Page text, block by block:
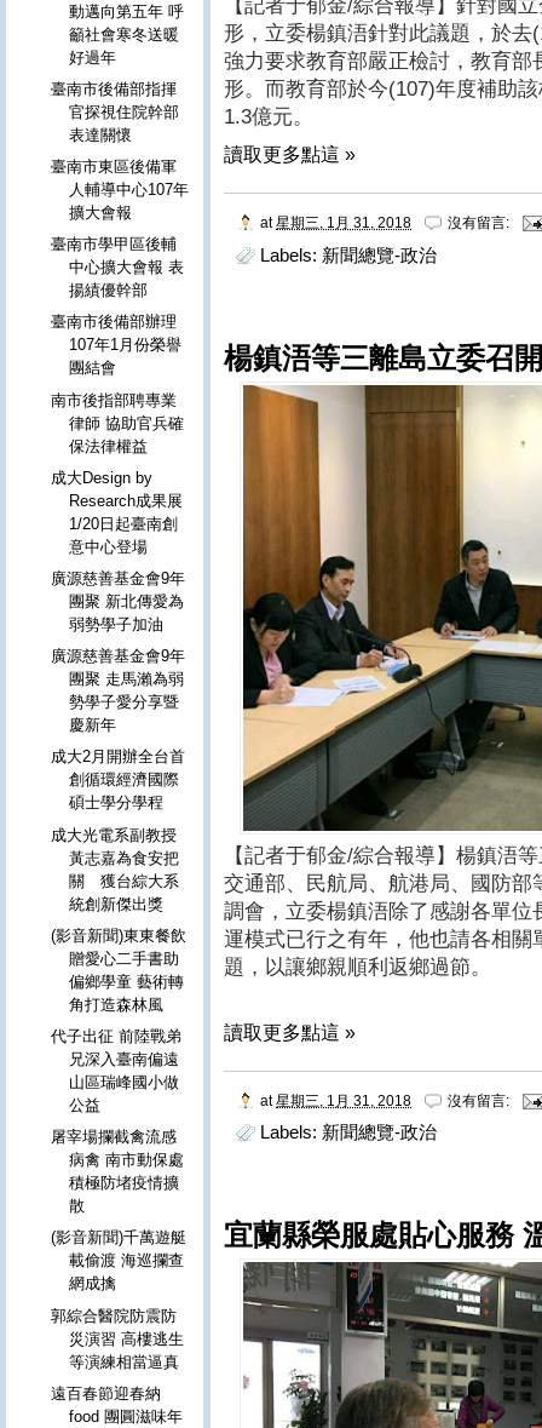
【記者于郁金/綜合報導】針對國
形，立委楊鎮浯針對此議題，於
強力要求教育部嚴正檢討，教育
形。而教育部於今(107)年度補助
1.3億元。
讀取更多點這 »
at星期三, 1月 31, 2018 沒有留言:
Labels: 新聞總覽-政治
楊鎮浯等三離島立委召
【記者于郁金/綜合報導】楊鎮浯
交通部、民航局、航港局、國防
調會，立委楊鎮浯除了感謝各單
運模式已行之有年，他也請各相
題，以讓鄉親順利返鄉過節。
讀取更多點這 »
at 星期三, 1月 31, 2018 沒有留言:
Labels: 新聞總覽-政治
宜蘭縣榮服處貼心服務
動邁向第五年 呼
籲社會寒冬送暖
好過年
臺南市後備部指揮
官探視住院幹部
表達關懷
臺南市東區後備軍
人輔導中心107年
擴大會報
臺南市學甲區後輔
中心擴大會報 表
揚績優幹部
臺南市後備部辦理
107年1月份榮譽
團結會
南市後指部聘專業
律師 協助官兵確
保法律權益
成大Design by
Research成果展
1/20日起臺南創
意中心登場
廣源慈善基金會9年
團聚 新北傳愛為
弱勢學子加油
廣源慈善基金會9年
團聚 走馬瀨為弱
勢學子愛分享暨
慶新年
成大2月開辦全台首
創循環經濟國際
碩士學分學程
成大光電系副教授
黃志嘉為食安把
關 獲台綜大系
統創新傑出獎
(影音新聞)東東餐飲
贈愛心二手書助
偏鄉學童 藝術轉
角打造森林風
代子出征 前陸戰弟
兄深入臺南偏遠
山區瑞峰國小做
公益
屠宰場攔截禽流感
病禽 南市動保處
積極防堵疫情擴
散
(影音新聞)千萬遊艇
載偷渡 海巡攔查
網成擒
郭綜合醫院防震防
災演習 高樓逃生
等演練相當逼真
遠百春節迎春納
food 團圓滋味年